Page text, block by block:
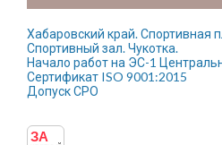
Хабаровский край. Спортивная
Спортивный зал. Чукотка.
Начало работ на ЭС-1
Сертификат ISO 9001:2015
Допуск СРО
ЗА